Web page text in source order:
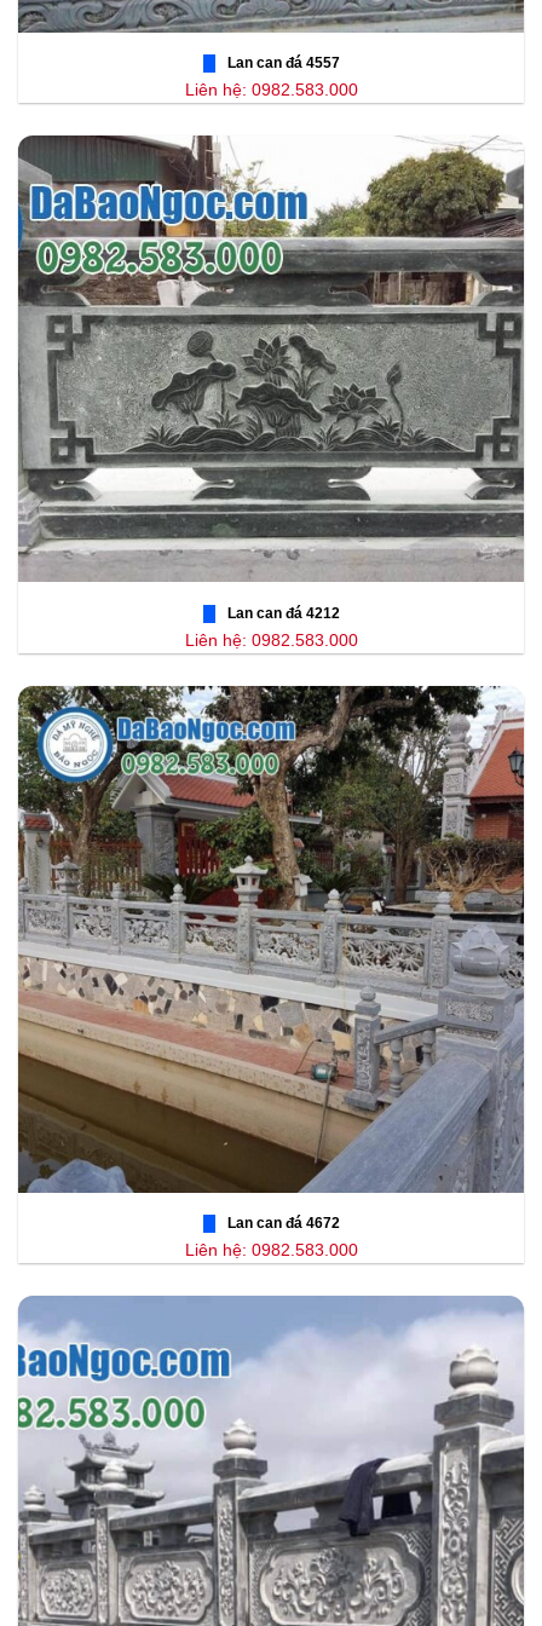
Lan can đá 4557
Liên hệ: 0982.583.000
Lan can đá 4212
Liên hệ: 0982.583.000
Lan can đá 4672
Liên hệ: 0982.583.000